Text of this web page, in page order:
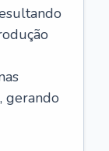
gerando